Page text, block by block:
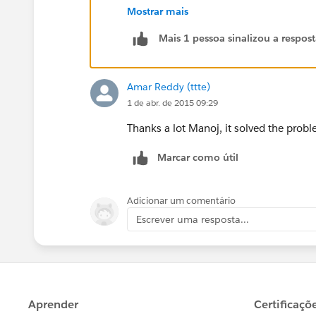
        </apex:pageblock>
**Please select it as best answer if it
Mostrar mais
Mais 1 pessoa sinalizou a
Amar Reddy (ttte)
1 de abr. de 2015 09:29
Thanks a lot Manoj, it solved the
Marcar como útil
Adicionar um comentário
Escrever uma resposta...